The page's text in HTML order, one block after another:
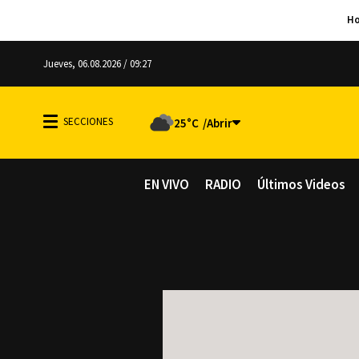
Jueves, 06.08.2026 / 09:27
25°C
EN VIVO RADIO Últimos Videos